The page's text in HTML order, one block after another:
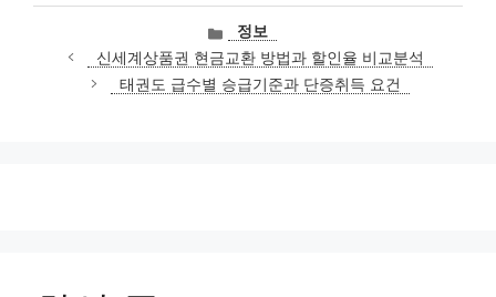
카
테
고
리
정보
신세계상품권 현금교환 방법과 할인율 비교분석
태권도 급수별 승급기준과 단증취득 요건